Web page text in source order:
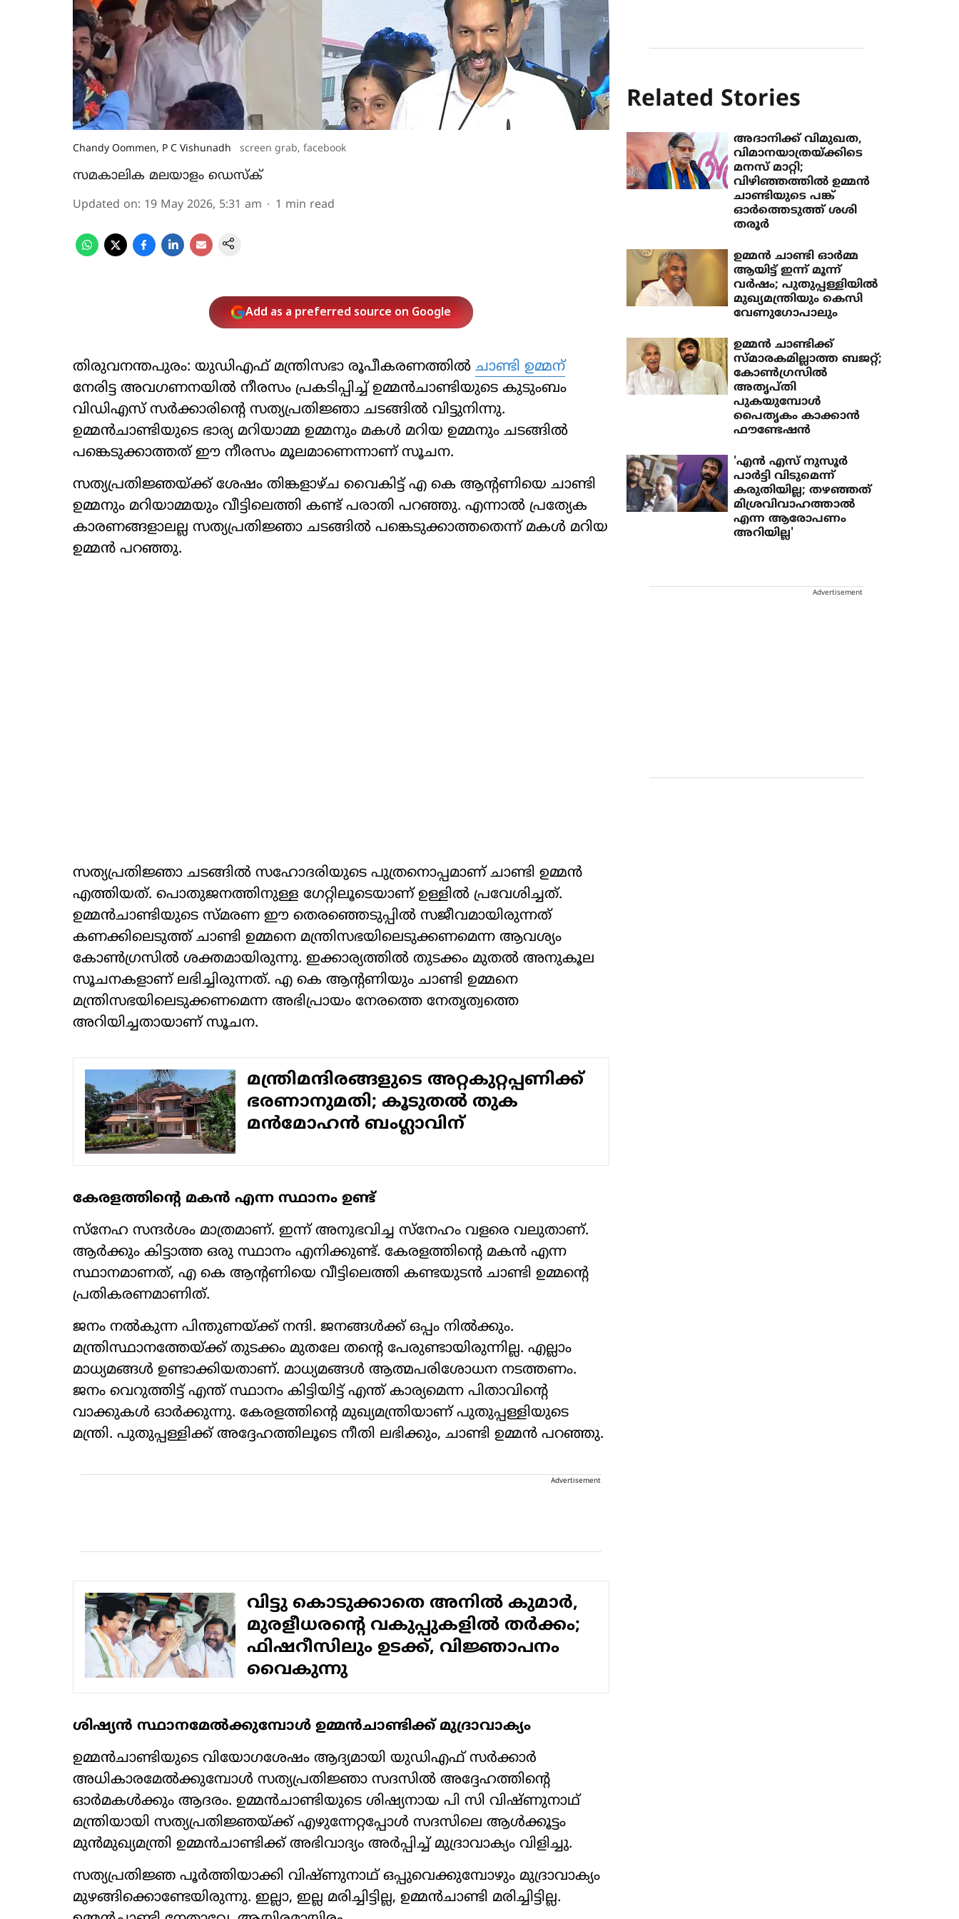
Chandy Oommen, P C Vishunadh screen grab, facebook
സമകാലിക മലയാളം ഡെസ്ക്
Updated on: 19 May 2026, 5:31 am 1 min read
Add as a preferred source on Google
തിരുവനന്തപുരം: യുഡിഎഫ് മന്ത്രിസഭാ രൂപീകരണത്തില്‍ ചാണ്ടി ഉമ്മന്
നേരിട്ട അവഗണനയില്‍ നീരസം പ്രകടിപ്പിച്ച് ഉമ്മന്‍ചാണ്ടിയുടെ കുടുംബം
വിഡിഎസ് സര്‍ക്കാരിന്റെ സത്യപ്രതിജ്ഞാ ചടങ്ങില്‍ വിട്ടുനിന്നു.
ഉമ്മന്‍ചാണ്ടിയുടെ ഭാര്യ മറിയാമ്മ ഉമ്മനും മകള്‍ മറിയ ഉമ്മനും ചടങ്ങില്‍
പങ്കെടുക്കാത്തത് ഈ നീരസം മൂലമാണെന്നാണ് സൂചന.
സത്യപ്രതിജ്ഞയ്ക്ക് ശേഷം തിങ്കളാഴ്ച വൈകിട്ട് എ കെ ആന്റണിയെ ചാണ്ടി
ഉമ്മനും മറിയാമ്മയും വീട്ടിലെത്തി കണ്ട് പരാതി പറഞ്ഞു. എന്നാല്‍ പ്രത്യേക
കാരണങ്ങളാലല്ല സത്യപ്രതിജ്ഞാ ചടങ്ങില്‍ പങ്കെടുക്കാത്തതെന്ന് മകള്‍ മറിയ
ഉമ്മന്‍ പറഞ്ഞു.
സത്യപ്രതിജ്ഞാ ചടങ്ങില്‍ സഹോദരിയുടെ പുത്രനൊപ്പമാണ് ചാണ്ടി ഉമ്മന്‍
എത്തിയത്. പൊതുജനത്തിനുള്ള ഗേറ്റിലൂടെയാണ് ഉള്ളില്‍ പ്രവേശിച്ചത്.
ഉമ്മന്‍ചാണ്ടിയുടെ സ്മരണ ഈ തെരഞ്ഞെടുപ്പില്‍ സജീവമായിരുന്നത്
കണക്കിലെടുത്ത് ചാണ്ടി ഉമ്മനെ മന്ത്രിസഭയിലെടുക്കണമെന്ന ആവശ്യം
കോണ്‍ഗ്രസില്‍ ശക്തമായിരുന്നു. ഇക്കാര്യത്തില്‍ തുടക്കം മുതല്‍ അനുകൂല
സൂചനകളാണ് ലഭിച്ചിരുന്നത്. എ കെ ആന്റണിയും ചാണ്ടി ഉമ്മനെ
മന്ത്രിസഭയിലെടുക്കണമെന്ന അഭിപ്രായം നേരത്തെ നേതൃത്വത്തെ
അറിയിച്ചതായാണ് സൂചന.
മന്ത്രിമന്ദിരങ്ങളുടെ അറ്റകുറ്റപ്പണിക്ക്
ഭരണാനുമതി; കൂടുതല്‍ തുക
മന്‍മോഹന്‍ ബംഗ്ലാവിന്
കേരളത്തിന്റെ മകന്‍ എന്ന സ്ഥാനം ഉണ്ട്
സ്‌നേഹ സന്ദര്‍ശം മാത്രമാണ്. ഇന്ന് അനുഭവിച്ച സ്‌നേഹം വളരെ വലുതാണ്.
ആര്‍ക്കും കിട്ടാത്ത ഒരു സ്ഥാനം എനിക്കുണ്ട്. കേരളത്തിന്റെ മകന്‍ എന്ന
സ്ഥാനമാണത്, എ കെ ആന്റണിയെ വീട്ടിലെത്തി കണ്ടയുടന്‍ ചാണ്ടി ഉമ്മന്റെ
പ്രതികരണമാണിത്.
ജനം നല്‍കുന്ന പിന്തുണയ്ക്ക് നന്ദി. ജനങ്ങള്‍ക്ക് ഒപ്പം നില്‍ക്കും.
മന്ത്രിസ്ഥാനത്തേയ്ക്ക് തുടക്കം മുതലേ തന്റെ പേരുണ്ടായിരുന്നില്ല. എല്ലാം
മാധ്യമങ്ങള്‍ ഉണ്ടാക്കിയതാണ്. മാധ്യമങ്ങള്‍ ആത്മപരിശോധന നടത്തണം.
ജനം വെറുത്തിട്ട് എന്ത് സ്ഥാനം കിട്ടിയിട്ട് എന്ത് കാര്യമെന്ന പിതാവിന്റെ
വാക്കുകള്‍ ഓര്‍ക്കുന്നു. കേരളത്തിന്റെ മുഖ്യമന്ത്രിയാണ് പുതുപ്പള്ളിയുടെ
മന്ത്രി. പുതുപ്പള്ളിക്ക് അദ്ദേഹത്തിലൂടെ നീതി ലഭിക്കും, ചാണ്ടി ഉമ്മന്‍ പറഞ്ഞു.
Advertisement
വിട്ടു കൊടുക്കാതെ അനില്‍ കുമാര്‍,
മുരളീധരന്റെ വകുപ്പുകളില്‍ തര്‍ക്കം;
ഫിഷറീസിലും ഉടക്ക്, വിജ്ഞാപനം
വൈകുന്നു
ശിഷ്യന്‍ സ്ഥാനമേല്‍ക്കുമ്പോള്‍ ഉമ്മന്‍ചാണ്ടിക്ക് മുദ്രാവാക്യം
ഉമ്മന്‍ചാണ്ടിയുടെ വിയോഗശേഷം ആദ്യമായി യുഡിഎഫ് സര്‍ക്കാര്‍
അധികാരമേല്‍ക്കുമ്പോള്‍ സത്യപ്രതിജ്ഞാ സദസില്‍ അദ്ദേഹത്തിന്റെ
ഓര്‍മകള്‍ക്കും ആദരം. ഉമ്മന്‍ചാണ്ടിയുടെ ശിഷ്യനായ പി സി വിഷ്ണുനാഥ്
മന്ത്രിയായി സത്യപ്രതിജ്ഞയ്ക്ക് എഴുന്നേറ്റപ്പോള്‍ സദസിലെ ആള്‍ക്കൂട്ടം
മുന്‍മുഖ്യമന്ത്രി ഉമ്മന്‍ചാണ്ടിക്ക് അഭിവാദ്യം അര്‍പ്പിച്ച് മുദ്രാവാക്യം വിളിച്ചു.
സത്യപ്രതിജ്ഞ പൂര്‍ത്തിയാക്കി വിഷ്ണുനാഥ് ഒപ്പുവെക്കുമ്പോഴും മുദ്രാവാക്യം
മുഴങ്ങിക്കൊണ്ടേയിരുന്നു. ഇല്ലാ, ഇല്ല മരിച്ചിട്ടില്ല, ഉമ്മന്‍ചാണ്ടി മരിച്ചിട്ടില്ല.
Related Stories
അദാനിക്ക് വിമുഖത,
വിമാനയാത്രയ്ക്കിടെ
മനസ് മാറ്റി;
വിഴിഞ്ഞത്തിൽ ഉമ്മൻ
ചാണ്ടിയുടെ പങ്ക്
ഓർത്തെടുത്ത് ശശി
തരൂർ
ഉമ്മന്‍ ചാണ്ടി ഓര്‍മ്മ
ആയിട്ട് ഇന്ന് മൂന്ന്
വര്‍ഷം; പുതുപ്പള്ളിയില്‍
മുഖ്യമന്ത്രിയും കെസി
വേണുഗോപാലും
ഉമ്മൻ ചാണ്ടിക്ക്
സ്മാരകമില്ലാത്ത ബജറ്റ്;
കോൺഗ്രസിൽ
അതൃപ്തി
പുകയുമ്പോൾ
പൈതൃകം കാക്കാൻ
ഫൗണ്ടേഷൻ
'എന്‍ എസ് നുസൂര്‍
പാര്‍ട്ടി വിടുമെന്ന്
കരുതിയില്ല; തഴഞ്ഞത്
മിശ്രവിവാഹത്താല്‍
എന്ന ആരോപണം
അറിയില്ല'
Advertisement